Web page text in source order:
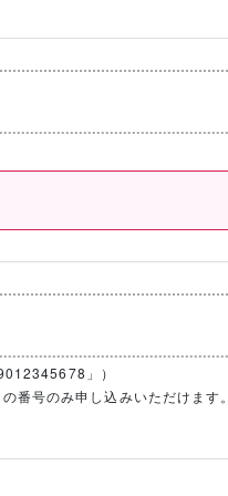
」）
号のみ申し込みいただけます。